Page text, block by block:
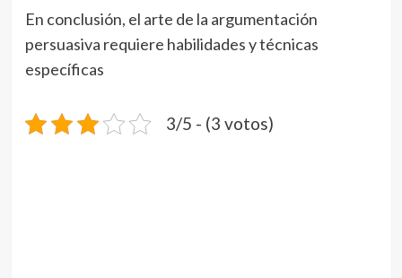
En conclusión, el arte de la argumentación
persuasiva requiere habilidades y técnicas
específicas
3/5 - (3 votos)